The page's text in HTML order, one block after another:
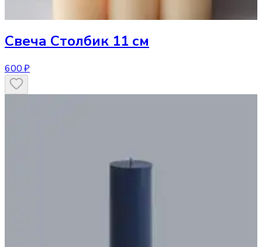
Свеча Столбик 11 см
600 ₽